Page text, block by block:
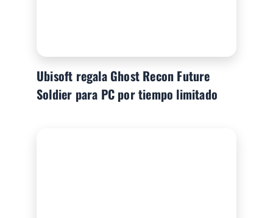
Ubisoft regala Ghost Recon Future
Soldier para PC por tiempo limitado